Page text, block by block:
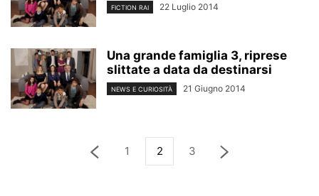
FICTION RAI 22 Luglio 2014
Una grande famiglia 3, riprese
slittate a data da destinarsi
NEWS E CURIOSITÀ 21 Giugno 2014
1 2 3